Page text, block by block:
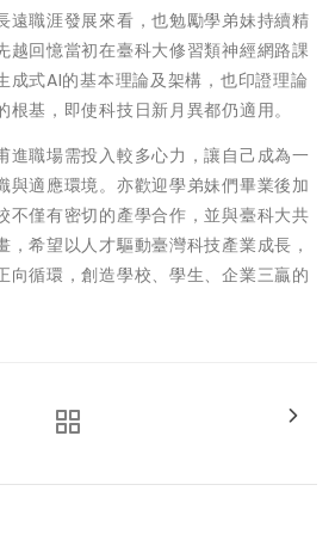
遠職涯發展來看，也勉勵學弟妹持續精
越回憶當初在臺科大修習類神經網路課
成式AI的基本理論及架構，也印證理論
基，即使科技日新月異都仍適用。
進職場需投入較多心力，讓自己成為一
與適應環境。亦歡迎學弟妹們畢業後加
不僅有密切的產學合作，並與臺科大共
，希望以人才驅動臺灣科技產業成長，
向循環，創造學校、學生、企業三贏的